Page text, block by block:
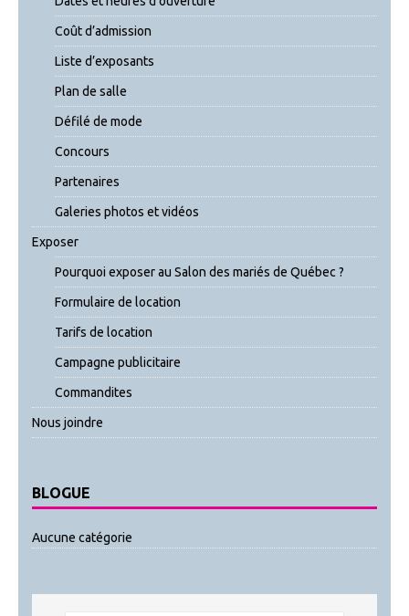
Coût d’admission
Liste d’exposants
Plan de salle
Défilé de mode
Concours
Partenaires
Galeries photos et vidéos
Exposer
Pourquoi exposer au Salon des mariés de Québec ?
Formulaire de location
Tarifs de location
Campagne publicitaire
Commandites
Nous joindre
BLOGUE
Aucune catégorie